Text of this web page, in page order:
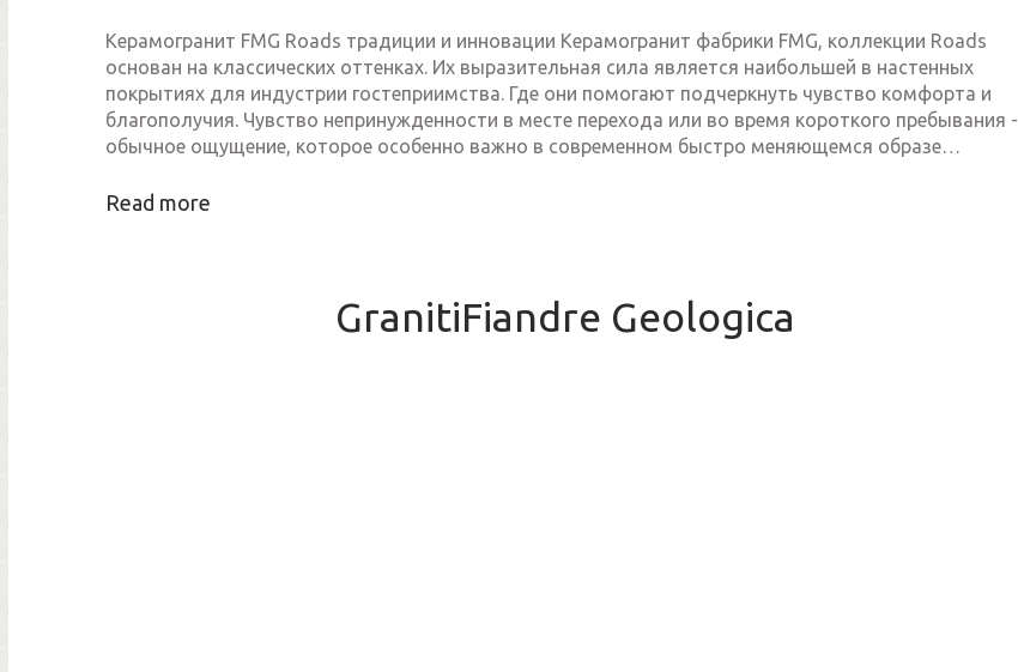
Керамогранит FMG Roads традиции и инновации Керамогранит фабрики FMG, коллекции Roads
основан на классических оттенках. Их выразительная сила является наибольшей в настенных
покрытиях для индустрии гостеприимства. Где они помогают подчеркнуть чувство комфорта и
благополучия. Чувство непринужденности в месте перехода или во время короткого пребывания -
обычное ощущение, которое особенно важно в современном быстро меняющемся образе…
Read more
GranitiFiandre Geologica